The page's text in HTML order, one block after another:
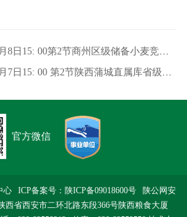
上一条：【公告】2025年5月8日15: 00第2节商州区级储备小麦竞价销售专场交易公告
下一条：【更新】2025年5月7日15: 00 第2节陕西蒲城直属库省级储备小麦竞价销售专场交易
官方微信
心 ICP备案号： 陕ICP备09018600号
陕公网安
省西安市二环北路东段366号陕西粮食大厦